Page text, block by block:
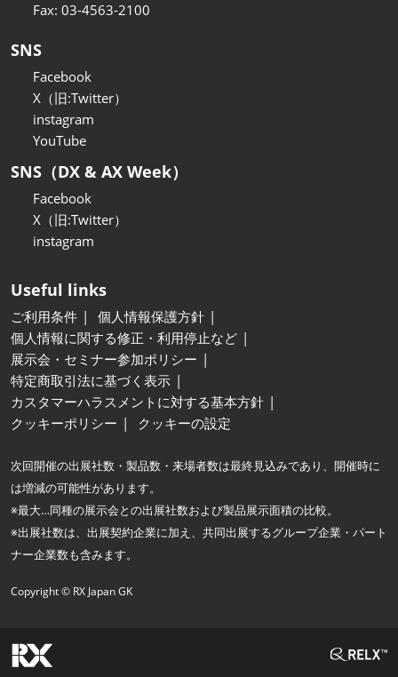
Fax: 03-4563-2100
SNS
Facebook
X（旧:Twitter）
instagram
YouTube
SNS（DX & AX Week）
Facebook
X（旧:Twitter）
instagram
Useful links
ご利用条件
個人情報保護方針
個人情報に関する修正・利用停止など
展示会・セミナー参加ポリシー
特定商取引法に基づく表示
カスタマーハラスメントに対する基本方針
クッキーポリシー
クッキーの設定
次回開催の出展社数・製品数・来場者数は最終見込みであり、開催時に
は増減の可能性があります。
※最大…同種の展示会との出展社数および製品展示面積の比較。
※出展社数は、出展契約企業に加え、共同出展するグループ企業・パート
ナー企業数も含みます。
Copyright © RX Japan GK